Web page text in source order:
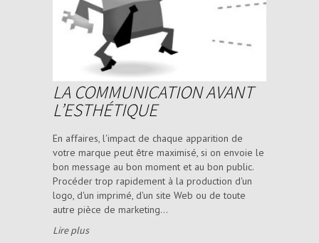
LA COMMUNICATION AVANT
L’ESTHÉTIQUE
En affaires, l'impact de chaque apparition de
votre marque peut être maximisé, si on envoie le
bon message au bon moment et au bon public.
Procéder trop rapidement à la production d'un
logo, d'un imprimé, d'un site Web ou de toute
autre pièce de marketing...
Lire plus